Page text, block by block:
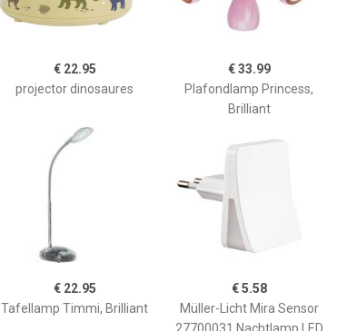
€ 22.95
projector dinosaures
€ 33.99
Plafondlamp Princess,
Brilliant
€ 22.95
Tafellamp Timmi, Brilliant
€ 5.58
Müller-Licht Mira Sensor